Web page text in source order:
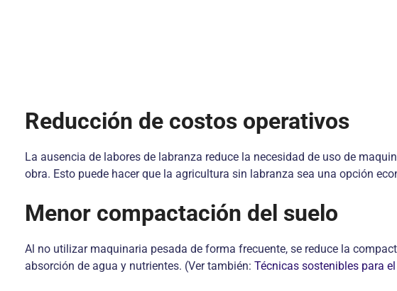
Reducción de costos operativos
La ausencia de labores de labranza reduce la necesidad de uso de
obra. Esto puede hacer que la agricultura sin labranza sea una opción
Menor compactación del suelo
Al no utilizar maquinaria pesada de forma frecuente, se reduce la
absorción de agua y nutrientes. (Ver también: Técnicas sostenibles para